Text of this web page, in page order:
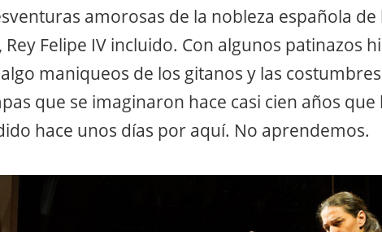
amorosas de la nobleza española de
Felipe IV incluido. Con algunos patinazos
maniqueos de los gitanos y las
que se imaginaron hace casi cien años
hace unos días por aquí. No aprendemos.